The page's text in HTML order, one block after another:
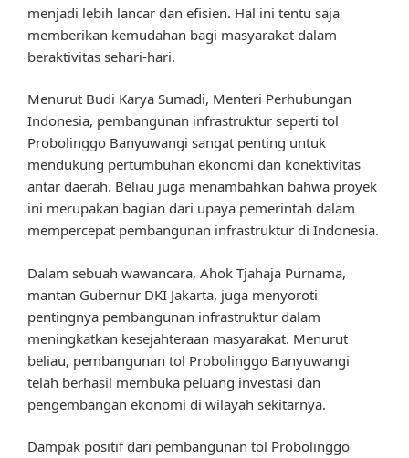
menjadi lebih lancar dan efisien. Hal ini tentu saja
memberikan kemudahan bagi masyarakat dalam
beraktivitas sehari-hari.
Menurut Budi Karya Sumadi, Menteri Perhubungan
Indonesia, pembangunan infrastruktur seperti tol
Probolinggo Banyuwangi sangat penting untuk
mendukung pertumbuhan ekonomi dan konektivitas
antar daerah. Beliau juga menambahkan bahwa proyek
ini merupakan bagian dari upaya pemerintah dalam
mempercepat pembangunan infrastruktur di Indonesia.
Dalam sebuah wawancara, Ahok Tjahaja Purnama,
mantan Gubernur DKI Jakarta, juga menyoroti
pentingnya pembangunan infrastruktur dalam
meningkatkan kesejahteraan masyarakat. Menurut
beliau, pembangunan tol Probolinggo Banyuwangi
telah berhasil membuka peluang investasi dan
pengembangan ekonomi di wilayah sekitarnya.
Dampak positif dari pembangunan tol Probolinggo